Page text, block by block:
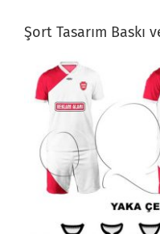
Şort Tasarım Baskı